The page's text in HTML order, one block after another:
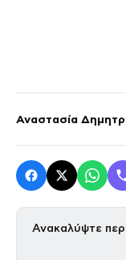
Αναστασία
Ανακαλύψτε